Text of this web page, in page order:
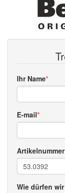
Ihr Name
E-mail
Artikelnummer
Wie dürfen